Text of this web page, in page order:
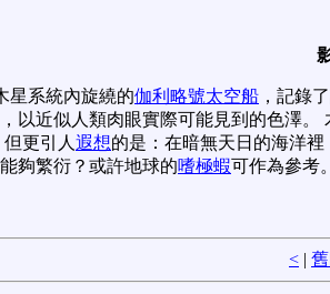
星系統內旋繞的伽利略號太空船 ，記錄
以近似人類肉眼實際可能見到的色澤。
更引人 遐想的是：在暗無天日的海洋
夠繁衍？或許地球的嗜極蝦可作為參考。
< |